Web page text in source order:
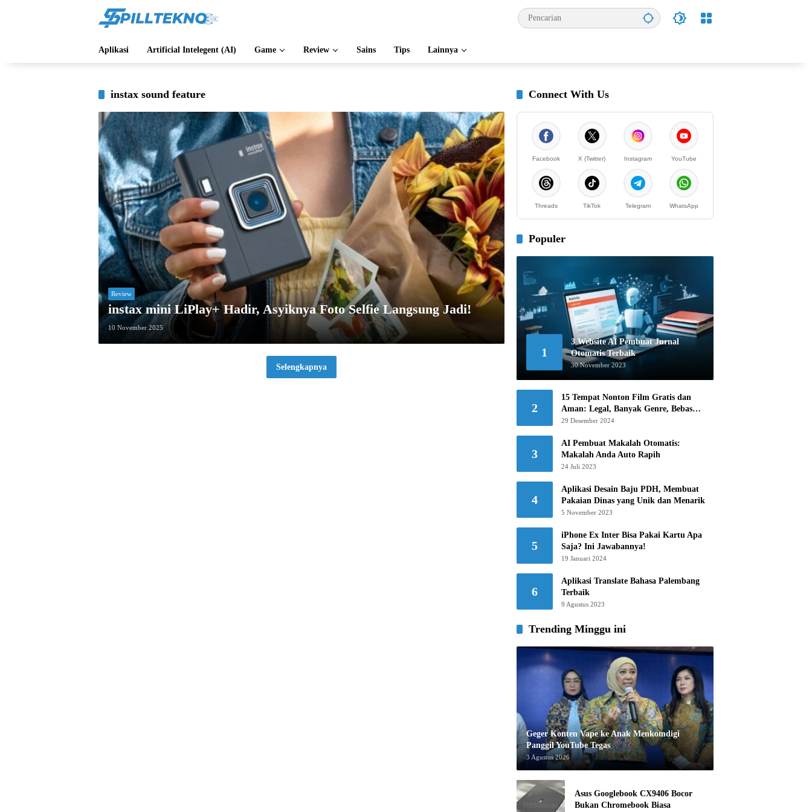
Aplikasi Artificial Intelegent (AI) Game Review Sains Tips Lainnya
instax sound feature
Review
instax mini LiPlay+ Hadir, Asyiknya Foto Selfie Langsung Jadi!
10 November 2025
Selengkapnya
Connect With Us
Facebook X (Twitter) Instagram YouTube
Threads TikTok Telegram WhatsApp
Populer
1
3 Website AI Pembuat Jurnal
Otomatis Terbaik
30 November 2023
2
15 Tempat Nonton Film Gratis dan
Aman: Legal, Banyak Genre, Bebas
Khawatir!
29 Desember 2024
3
AI Pembuat Makalah Otomatis:
Makalah Anda Auto Rapih
24 Juli 2023
4
Aplikasi Desain Baju PDH, Membuat
Pakaian Dinas yang Unik dan Menarik
5 November 2023
5
iPhone Ex Inter Bisa Pakai Kartu Apa
Saja? Ini Jawabannya!
19 Januari 2024
6
Aplikasi Translate Bahasa Palembang
Terbaik
9 Agustus 2023
Trending Minggu ini
Geger Konten Vape ke Anak Menkomdigi
Panggil YouTube Tegas
3 Agustus 2026
Asus Googlebook CX9406 Bocor
Bukan Chromebook Biasa